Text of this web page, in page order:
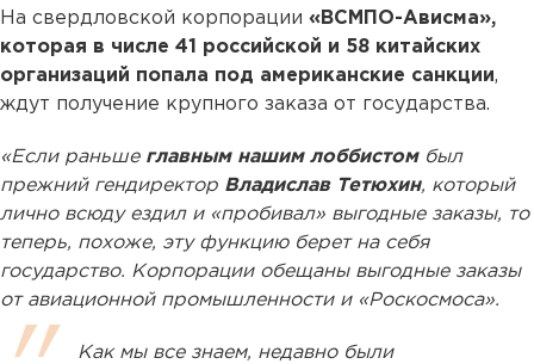
На свердловской корпорации «ВСМПО-Ависма»,
которая в числе 41 российской и 58 китайских
организаций попала под американские санкции,
ждут получение крупного заказа от государства.
«Если раньше главным нашим лоббистом был
прежний гендиректор Владислав Тетюхин, который
лично всюду ездил и «пробивал» выгодные заказы, то
теперь, похоже, эту функцию берет на себя
государство. Корпорации обещаны выгодные заказы
от авиационной промышленности и «Роскосмоса».
Как мы все знаем, недавно были